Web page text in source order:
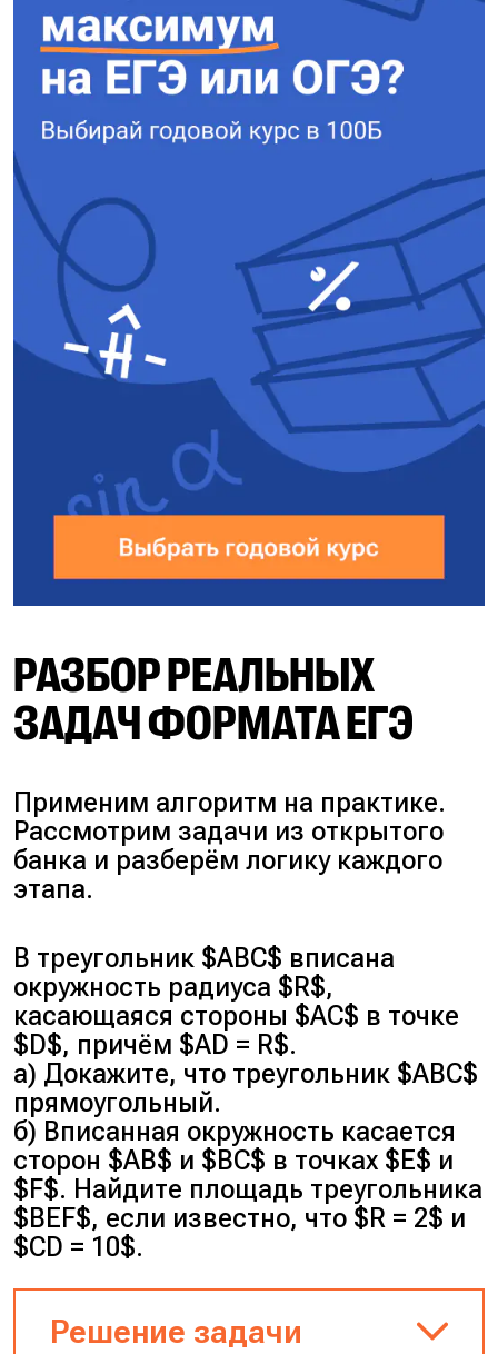
РАЗБОР РЕАЛЬНЫХ
ЗАДАЧ ФОРМАТА ЕГЭ
Применим алгоритм на практике.
Рассмотрим задачи из открытого
банка и разберём логику каждого
этапа.
В треугольник $ABC$ вписана
окружность радиуса $R$,
касающаяся стороны $AC$ в точке
$D$, причём $AD = R$.
а) Докажите, что треугольник $ABC$
прямоугольный.
б) Вписанная окружность касается
сторон $AB$ и $BC$ в точках $E$ и
$F$. Найдите площадь треугольника
$BEF$, если известно, что $R = 2$ и
$CD = 10$.
Решение задачи